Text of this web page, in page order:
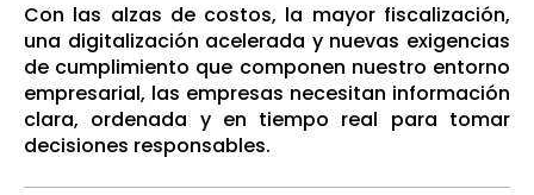
Con las alzas de costos, la mayor fiscalización,
una digitalización acelerada y nuevas exigencias
de cumplimiento que componen nuestro entorno
empresarial, las empresas necesitan información
clara, ordenada y en tiempo real para tomar
decisiones responsables.